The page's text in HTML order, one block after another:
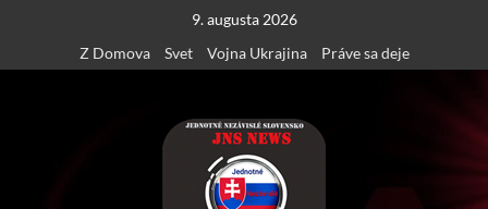
content
9. augusta 2026
Z Domova
Svet Vojna Ukrajina Práve sa deje